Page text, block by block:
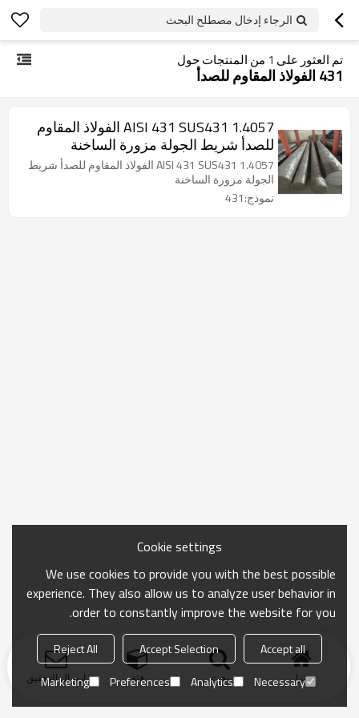
الرجاء إدخال مصطلح البحث
تم العثور على 1 من المنتجات حول
431 الفولاذ المقاوم للصدأ
AISI 431 SUS431 1.4057 الفولاذ المقاوم
للصدأ شريط الجولة مزورة الساخنة
AISI 431 SUS431 1.4057 الفولاذ المقاوم للصدأ شريط
الجولة مزورة الساخنة
نموذج:431
منزل بحث فئة ارسال التحقيق
Cookie settings
We use cookies to provide you with the best possible
experience. They also allow us to analyze user behavior in
order to constantly improve the website for you.
Accept all
Accept Selection
Reject All
Necessary
Analytics
Preferences
Marketing